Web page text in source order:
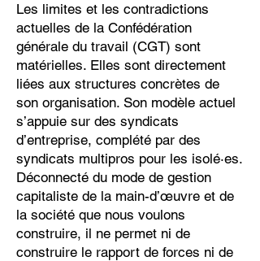
Les limites et les contradictions
actuelles de la Confédération
générale du travail (CGT) sont
matérielles. Elles sont directement
liées aux structures concrètes de
son organisation. Son modèle actuel
s’appuie sur des syndicats
d’entreprise, complété par des
syndicats multipros pour les isolé·es.
Déconnecté du mode de gestion
capitaliste de la main-d’œuvre et de
la société que nous voulons
construire, il ne permet ni de
construire le rapport de forces ni de